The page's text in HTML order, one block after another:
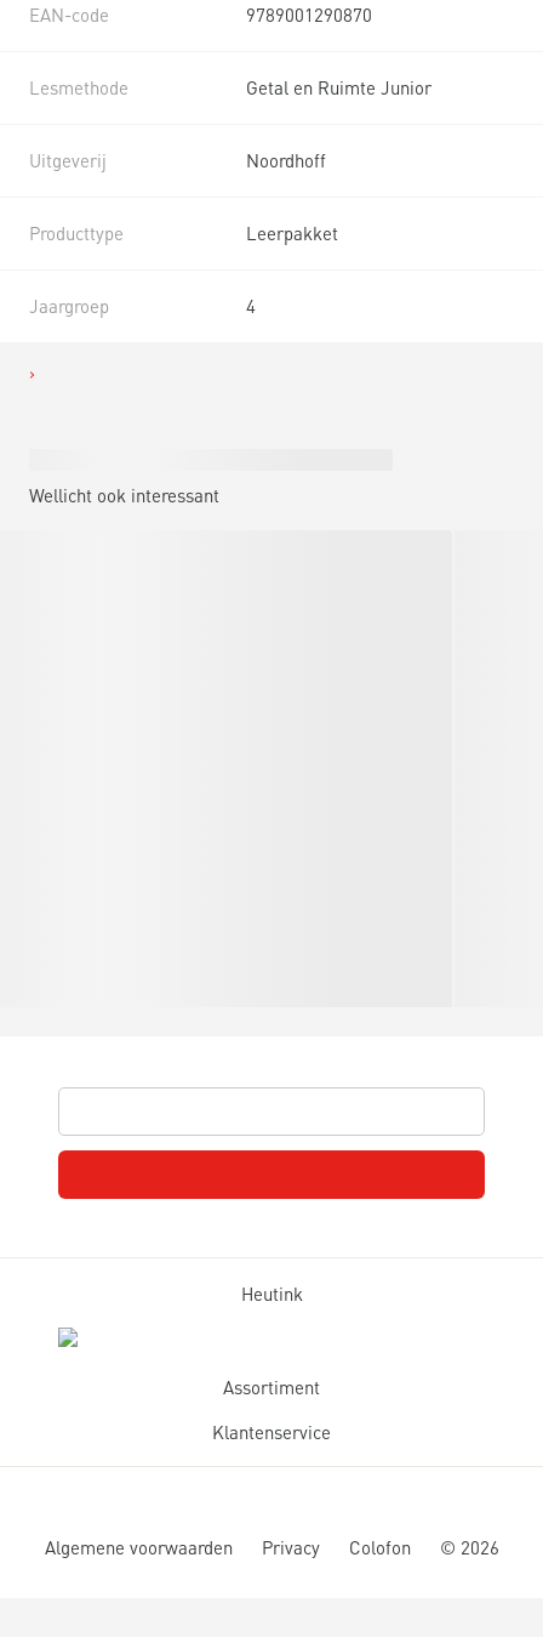
EAN-code 9789001290870
Lesmethode Getal en Ruimte Junior
Uitgeverij Noordhoff
Producttype Leerpakket
Jaargroep 4
Wellicht ook interessant
Heutink
Assortiment
Klantenservice
Algemene voorwaarden Privacy Colofon © 2026